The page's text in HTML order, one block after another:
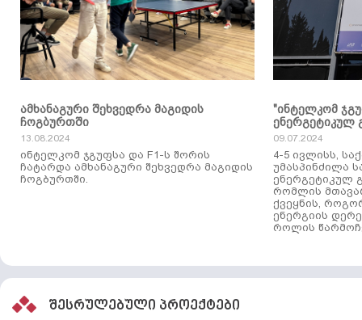
ამხანაგური შეხვედრა მაგიდის
ჩოგბურთში
13.08.2024
ინტელკომ ჯგუფსა და F1-ს შორის
ჩატარდა ამხანაგური შეხვედრა მაგიდის
ჩოგბურთში.
"ინტელკომ
ენერგეტიკულ
09.07.2024
4-5 ივლისს,
უმასპინძილა
ენერგეტიკულ
რომლის
ქვეყნის,
ენერგიის
როლის
შესრულებული პროექტები